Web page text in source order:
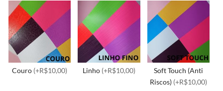
Couro (+R$10,00) Linho (+R$10,00)
Soft Touch (Anti
Riscos) (+R$10,00)